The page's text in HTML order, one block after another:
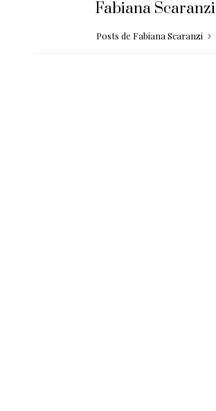
Fabiana Scaranzi
Posts de Fabiana Scaranzi